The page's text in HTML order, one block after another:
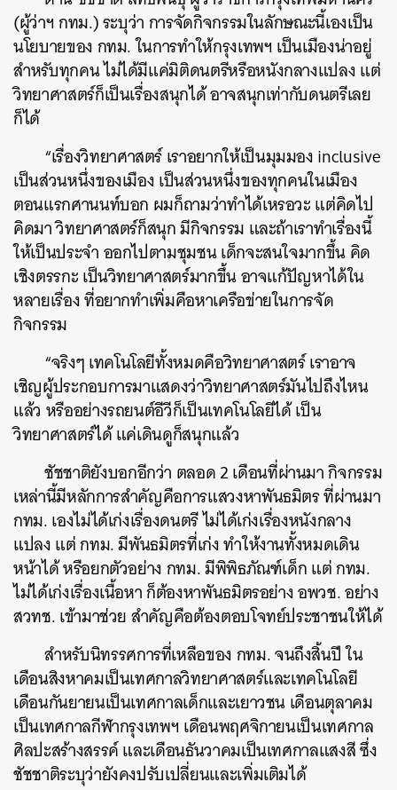
(ผู้ว่าฯ กทม.) ระบุว่า การจัดกิจกรรมในลักษณะนี้เองเป็น
นโยบายของ กทม. ในการทำให้กรุงเทพฯ เป็นเมืองน่าอยู่
สำหรับทุกคน ไม่ได้มีแค่มิติดนตรีหรือหนังกลางแปลง แต่
วิทยาศาสตร์ก็เป็นเรื่องสนุกได้ อาจสนุกเท่ากับดนตรีเลย
ก็ได้
“เรื่องวิทยาศาสตร์ เราอยากให้เป็นมุมมอง inclusive
เป็นส่วนหนึ่งของเมือง เป็นส่วนหนึ่งของทุกคนในเมือง
ตอนแรกศานนท์บอก ผมก็ถามว่าทำได้เหรอวะ แต่คิดไป
คิดมา วิทยาศาสตร์ก็สนุก มีกิจกรรม และถ้าเราทำเรื่องนี้
ให้เป็นประจำ ออกไปตามชุมชน เด็กจะสนใจมากขึ้น คิด
เชิงตรรกะ เป็นวิทยาศาสตร์มากขึ้น อาจแก้ปัญหาได้ใน
หลายเรื่อง ที่อยากทำเพิ่มคือหาเครือข่ายในการจัด
กิจกรรม
“จริงๆ เทคโนโลยีทั้งหมดคือวิทยาศาสตร์ เราอาจ
เชิญผู้ประกอบการมาแสดงว่าวิทยาศาสตร์มันไปถึงไหน
แล้ว หรืออย่างรถยนต์อีวีก็เป็นเทคโนโลยีได้ เป็น
วิทยาศาสตร์ได้ แค่เดินดูก็สนุกแล้ว
ชัชชาติยังบอกอีกว่า ตลอด 2 เดือนที่ผ่านมา กิจกรรม
เหล่านี้มีหลักการสำคัญคือการแสวงหาพันธมิตร ที่ผ่านมา
กทม. เองไม่ได้เก่งเรื่องดนตรี ไม่ได้เก่งเรื่องหนังกลาง
แปลง แต่ กทม. มีพันธมิตรที่เก่ง ทำให้งานทั้งหมดเดิน
หน้าได้ หรือยกตัวอย่าง กทม. มีพิพิธภัณฑ์เด็ก แต่ กทม.
ไม่ได้เก่งเรื่องเนื้อหา ก็ต้องหาพันธมิตรอย่าง อพวช. อย่าง
สวทช. เข้ามาช่วย สำคัญคือต้องตอบโจทย์ประชาชนให้ได้
สำหรับนิทรรศการที่เหลือของ กทม. จนถึงสิ้นปี ใน
เดือนสิงหาคมเป็นเทศกาลวิทยาศาสตร์และเทคโนโลยี
เดือนกันยายนเป็นเทศกาลเด็กและเยาวชน เดือนตุลาคม
เป็นเทศกาลกีฬากรุงเทพฯ เดือนพฤศจิกายนเป็นเทศกาล
ศิลปะสร้างสรรค์ และเดือนธันวาคมเป็นเทศกาลแสงสี ซึ่ง
ชัชชาติระบุว่ายังคงปรับเปลี่ยนและเพิ่มเติมได้
ค้นหา
SHARE TWEET LINE EMAIL